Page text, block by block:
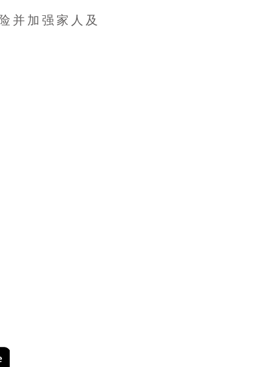
并加强家人及